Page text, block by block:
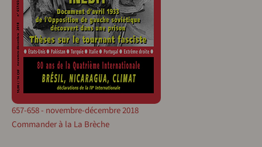
657-658 - novembre-décembre 2018
Commander à la La Brèche